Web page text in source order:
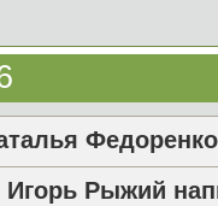
Игорь Рыжий